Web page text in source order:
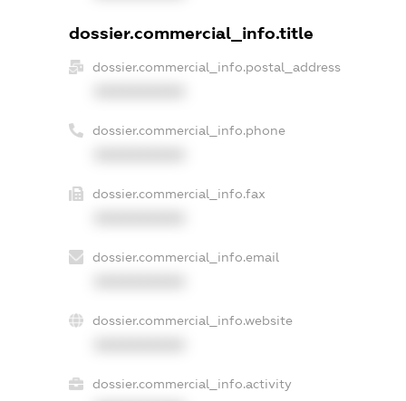
dossier.commercial_info.title
dossier.commercial_info.postal_address
dossier.commercial_info.phone
dossier.commercial_info.fax
dossier.commercial_info.email
dossier.commercial_info.website
dossier.commercial_info.activity